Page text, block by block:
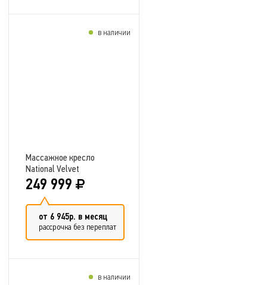
Массажное кресло
National Velvet
249 999
от 6 945р. в месяц
рассрочка без переплат
в наличии
в наличии